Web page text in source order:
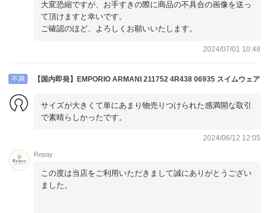
大変恐縮ですが、お手すきの際に商品の不具合の画像を送っ
て頂けますと幸いです。
ご確認のほど、よろしくお願いいたします。
2024/07/01 10:48
不満 【国内即発】EMPORIO ARMANI 211752 4R438 06935 スイムウェア
サイズが大きくて単にあまり物売りつけられた感満開な取引
で素晴らしかったです。
2024/06/12 12:05
Repay
この度は当店をご利用いただきまして誠にありがとうござい
ました。